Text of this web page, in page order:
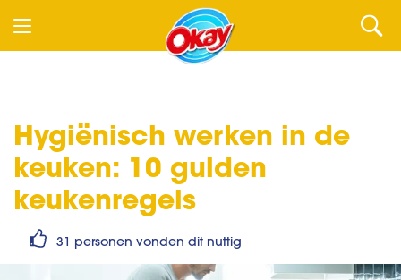
Hygiënisch werken in de
keuken: 10 gulden
keukenregels
31 personen vonden dit nuttig